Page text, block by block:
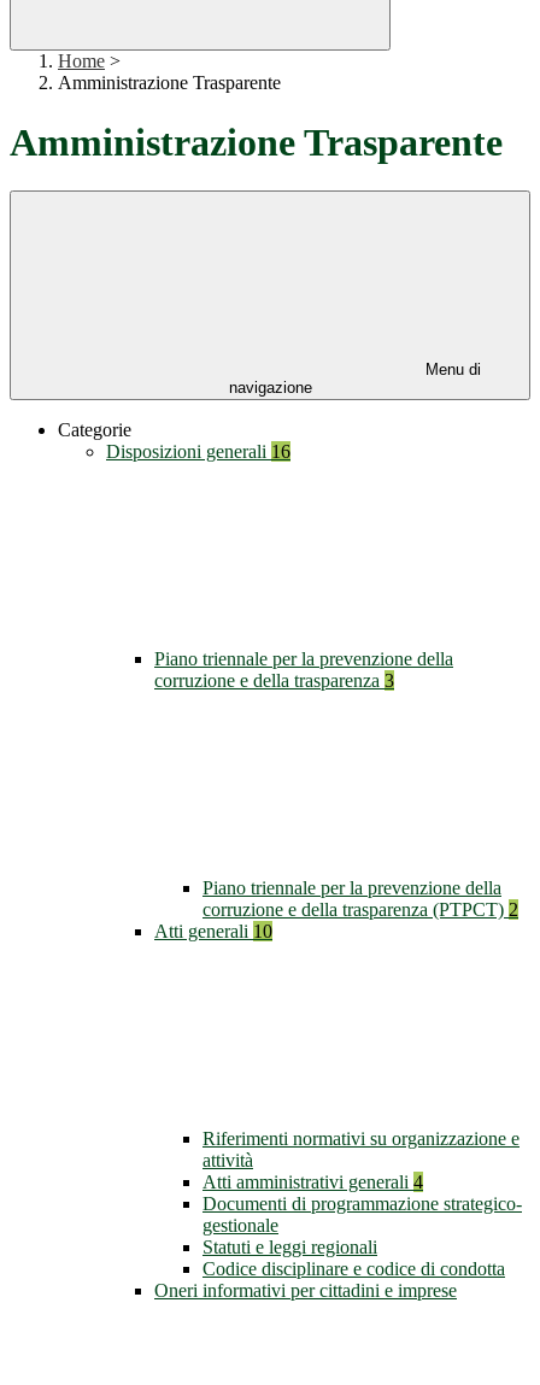
Home >
Amministrazione Trasparente
Amministrazione Trasparente
Menu di
navigazione
Categorie
Disposizioni generali 16
Piano triennale per la prevenzione della
corruzione e della trasparenza 3
Piano triennale per la prevenzione della
corruzione e della trasparenza (PTPCT) 2
Atti generali 10
Riferimenti normativi su organizzazione e
attività
Atti amministrativi generali 4
Documenti di programmazione strategico-
gestionale
Statuti e leggi regionali
Codice disciplinare e codice di condotta
Oneri informativi per cittadini e imprese